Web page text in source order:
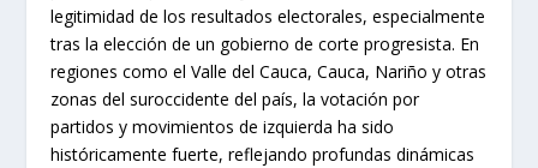
legitimidad de los resultados electorales, especialmente
tras la elección de un gobierno de corte progresista. En
regiones como el Valle del Cauca, Cauca, Nariño y otras
zonas del suroccidente del país, la votación por
partidos y movimientos de izquierda ha sido
históricamente fuerte, reflejando profundas dinámicas